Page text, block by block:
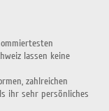
lassen keine
zahlreichen
ihr sehr persönliches